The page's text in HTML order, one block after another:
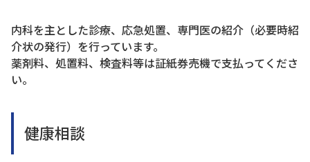
内科を主とした診療、応急処置、専門医の紹介（必要時紹
介状の発行）を行っています。
薬剤料、処置料、検査料等は証紙券売機で支払ってくださ
い。
健康相談